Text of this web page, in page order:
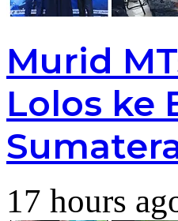
Murid
Lolos ke
17 hours